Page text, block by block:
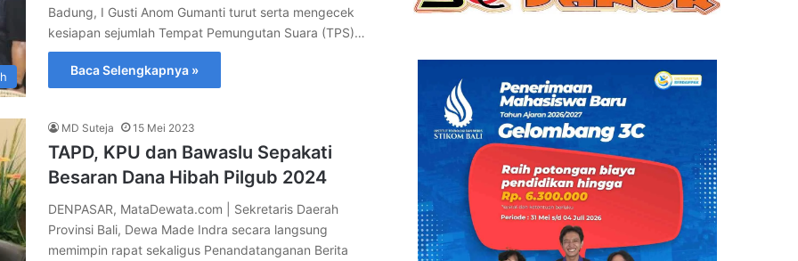
Badung, I Gusti Anom Gumanti turut serta mengecek
kesiapan sejumlah Tempat Pemungutan Suara (TPS)…
Baca Selengkapnya »
MD Suteja 15 Mei 2023
TAPD, KPU dan Bawaslu Sepakati
Besaran Dana Hibah Pilgub 2024
DENPASAR, MataDewata.com | Sekretaris Daerah
Provinsi Bali, Dewa Made Indra secara langsung
memimpin rapat sekaligus Penandatanganan Berita